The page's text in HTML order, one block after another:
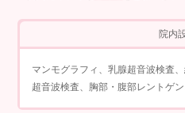
院内
マンモグラフィ、乳腺超音波検査
超音波検査、胸部・腹部レントゲ